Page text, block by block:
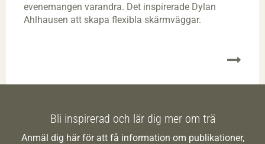
evenemangen varandra. Det inspirerade Dylan
Ahlhausen att skapa flexibla skärmväggar.
Bli inspirerad och lär dig mer om trä
Anmäl dig här för att få information om publikationer,